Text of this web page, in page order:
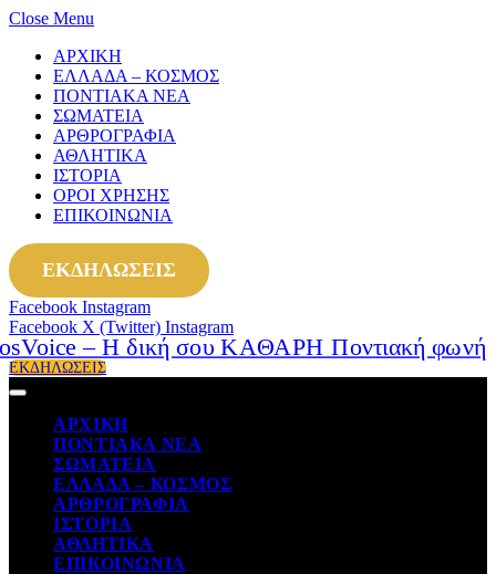
Close Menu
ΑΡΧΙΚΗ
ΕΛΛΑΔΑ – ΚΟΣΜΟΣ
ΠΟΝΤΙΑΚΑ ΝΕΑ
ΣΩΜΑΤΕΙΑ
ΑΡΘΡΟΓΡΑΦΙΑ
ΑΘΛΗΤΙΚΑ
ΙΣΤΟΡΙΑ
ΟΡΟΙ ΧΡΗΣΗΣ
ΕΠΙΚΟΙΝΩΝΙΑ
ΕΚΔΗΛΩΣΕΙΣ
Facebook Instagram
Facebook X (Twitter) Instagram
ΕΚΔΗΛΩΣΕΙΣ
ΑΡΧΙΚΗ
ΠΟΝΤΙΑΚΑ ΝΕΑ
ΣΩΜΑΤΕΙΑ
ΕΛΛΑΔΑ – ΚΟΣΜΟΣ
ΑΡΘΡΟΓΡΑΦΙΑ
ΙΣΤΟΡΙΑ
ΑΘΛΗΤΙΚΑ
ΕΠΙΚΟΙΝΩΝΙΑ